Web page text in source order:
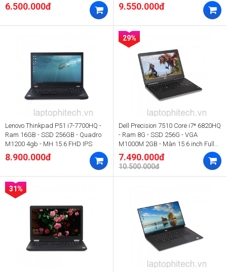
6.500.000đ 9.550.000đ
Lenovo Thinkpad P51 i7-7700HQ -
Ram 16GB - SSD 256GB - Quadro
M1200 4gb - MH 15.6 FHD IPS
8.900.000đ
29%
Dell Precision 7510 Core i7* 6820HQ
- Ram 8G - SSD 256G - VGA
M1000M 2GB - Màn 15.6 inch Full
HD
7.490.000đ
10.500.000đ
31%